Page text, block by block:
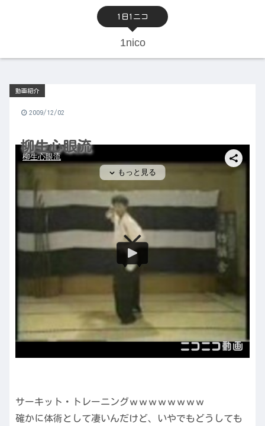
1日1ニコ
1nico
柳生心眼流
動画紹介
2009/12/02
サーキット・トレーニングｗｗｗｗｗｗｗｗ
確かに体術として凄いんだけど、いやでもどうしても